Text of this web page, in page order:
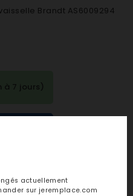
Brandt AS6009294
à 7 jours)
actuellement
sur jeremplace.com